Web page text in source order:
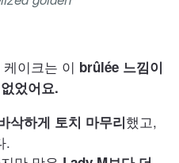
이크는 이 brûlée 느낌이
었어요.
삭하게 토치 마무리했고,
.